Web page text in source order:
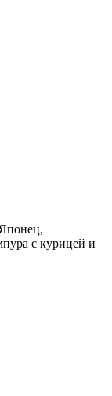
с курицей и